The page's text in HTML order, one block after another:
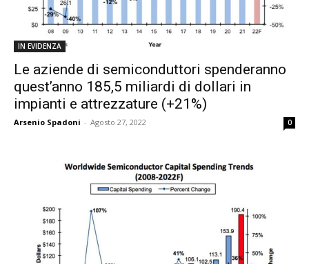
IN EVIDENZA
Le aziende di semiconduttori spenderanno
quest’anno 185,5 miliardi di dollari in
impianti e attrezzature (+21%)
Arsenio Spadoni - Agosto 27, 2022 0